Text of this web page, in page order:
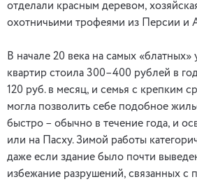
отделали красным деревом,
охотничьими трофеями из Персии и
В начале 20 века на самых «блатных»
квартир стоила 300–400 рублей в
120 руб. в месяц, и семья с крепким
могла позволить себе подобное
быстро – обычно в течение года, и
или на Пасху. Зимой работы
даже если здание было почти
избежание разрушений, связанных с